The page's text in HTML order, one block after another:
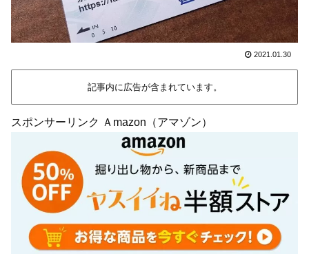
2021.01.30
記事内に広告が含まれています。
スポンサーリンク Ａmazon（アマゾン）